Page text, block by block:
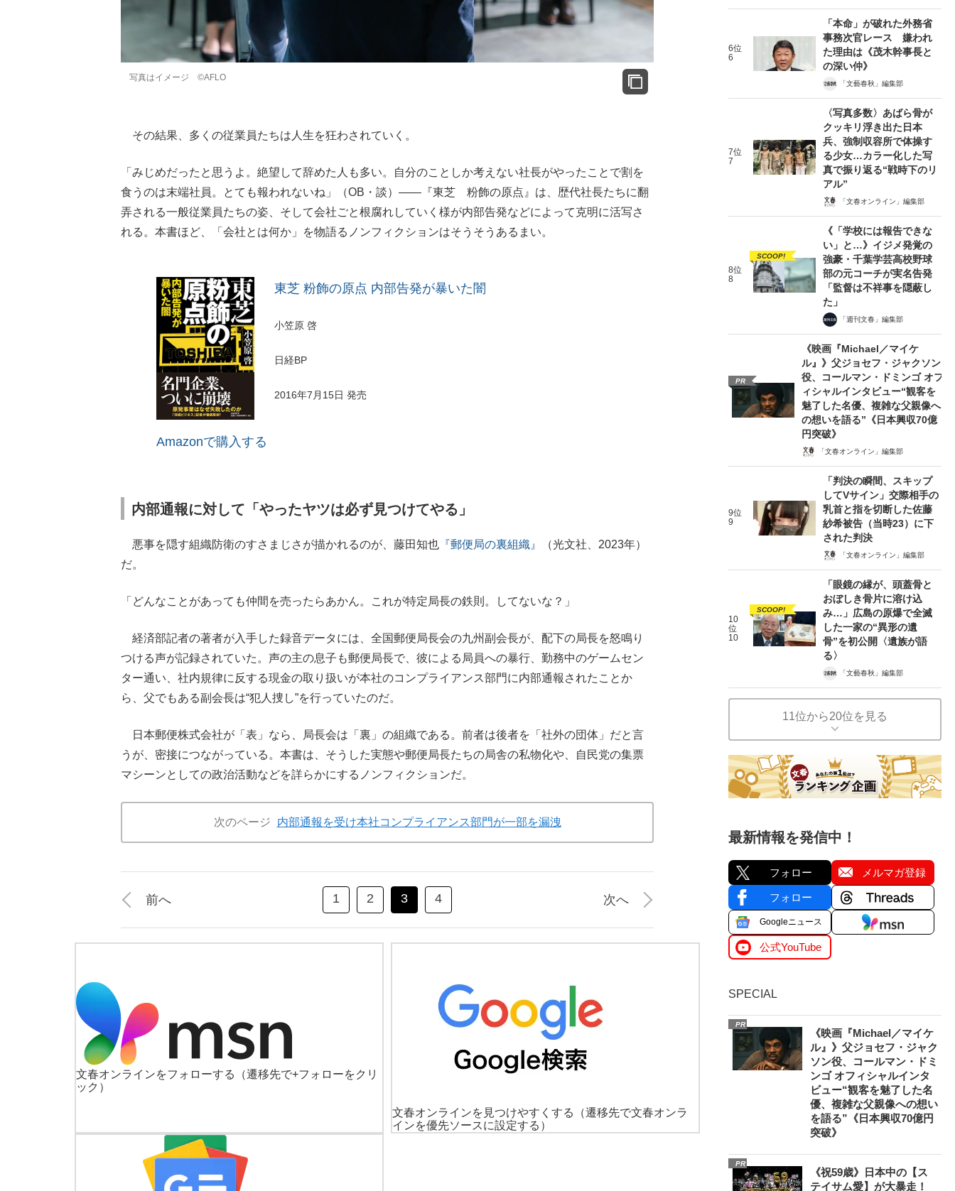
写真はイメージ ©️AFLO
その結果、多くの従業員たちは人生を狂わされていく。
「みじめだったと思うよ。絶望して辞めた人も多い。自分のことしか考えない社長がやったことで割を
食うのは末端社員。とても報われないね」（OB・談）――『東芝 粉飾の原点』は、歴代社長たちに翻
弄される一般従業員たちの姿、そして会社ごと根腐れしていく様が内部告発などによって克明に活写さ
れる。本書ほど、「会社とは何か」を物語るノンフィクションはそうそうあるまい。
東芝 粉飾の原点 内部告発が暴いた闇
小笠原 啓
日経BP
2016年7月15日 発売
Amazonで購入する
内部通報に対して「やったヤツは必ず見つけてやる」
悪事を隠す組織防衛のすさまじさが描かれるのが、藤田知也 『郵便局の裏組織』
（光文社、2023年）
だ。
「どんなことがあっても仲間を売ったらあかん。これが特定局長の鉄則。してないな？」
経済部記者の著者が入手した録音データには、全国郵便局長会の九州副会長が、配下の局長を怒鳴り
つける声が記録されていた。声の主の息子も郵便局長で、彼による局員への暴行、勤務中のゲームセン
ター通い、社内規律に反する現金の取り扱いが本社のコンプライアンス部門に内部通報されたことか
ら、父でもある副会長は“犯人捜し”を行っていたのだ。
日本郵便株式会社が「表」なら、局長会は「裏」の組織である。前者は後者を「社外の団体」だと言
うが、密接につながっている。本書は、そうした実態や郵便局長たちの局舎の私物化や、自民党の集票
マシーンとしての政治活動などを詳らかにするノンフィクションだ。
次のページ 内部通報を受け本社コンプライアンス部門が一部を漏洩
前へ 1 2 3 4 次へ
文春オンラインをフォローする
（遷移先で+フォローをクリ
ック）
文春オンラインを見つけやすくする
（遷移先で文春オンラ
インを優先ソースに設定する）
6位
6
「本命」が破れた外務省
事務次官レース 嫌われ
た理由は《茂木幹事長と
の深い仲》
「文藝春秋」編集部
7位
7
〈写真多数〉あばら骨が
クッキリ浮き出た日本
兵、強制収容所で体操す
る少女…カラー化した写
真で振り返る“戦時下のリ
アル”
「文春オンライン」編集部
8位
8
SCOOP!
《「学校には報告できな
い」と…》イジメ発覚の
強豪・千葉学芸高校野球
部の元コーチが実名告発
「監督は不祥事を隠蔽し
た」
「週刊文春」編集部
PR
《映画『Michael／マイケ
ル』》父ジョセフ・ジャクソン
役、コールマン・ドミンゴ オフ
ィシャルインタビュー“観客を
魅了した名優、複雑な父親像へ
の想いを語る”《日本興収70億
円突破》
「文春オンライン」編集部
9位
9
「判決の瞬間、スキップ
してVサイン」交際相手の
乳首と指を切断した佐藤
紗希被告（当時23）に下
された判決
「文春オンライン」編集部
10
位
10
SCOOP!
「眼鏡の縁が、頭蓋骨と
おぼしき骨片に溶け込
み…」広島の原爆で全滅
した一家の“異形の遺
骨”を初公開〈遺族が語
る〉
「文藝春秋」編集部
11位から20位を見る
最新情報を発信中！
フォロー メルマガ登録
フォロー
Googleニュース
公式YouTube
SPECIAL
PR
《映画『Michael／マイケ
ル』》父ジョセフ・ジャク
ソン役、コールマン・ドミ
ンゴ オフィシャルインタ
ビュー“観客を魅了した名
優、複雑な父親像への想い
を語る”《日本興収70億円
突破》
PR
《祝59歳》日本中の【ス
テイサム愛】が大暴走！